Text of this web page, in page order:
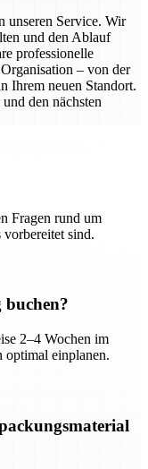
unseren Service. Wir
und den Ablauf
professionelle
– von der
Ihrem neuen Standort.
den nächsten
Fragen rund um
vorbereitet sind.
buchen?
2–4 Wochen im
optimal einplanen.